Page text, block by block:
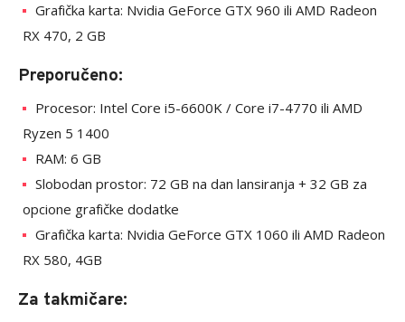
Grafička karta: Nvidia GeForce GTX 960 ili AMD Radeon
RX 470, 2 GB
Preporučeno:
Procesor: Intel Core i5-6600K / Core i7-4770 ili AMD
Ryzen 5 1400
RAM: 6 GB
Slobodan prostor: 72 GB na dan lansiranja + 32 GB za
opcione grafičke dodatke
Grafička karta: Nvidia GeForce GTX 1060 ili AMD Radeon
RX 580, 4GB
Za takmičare: